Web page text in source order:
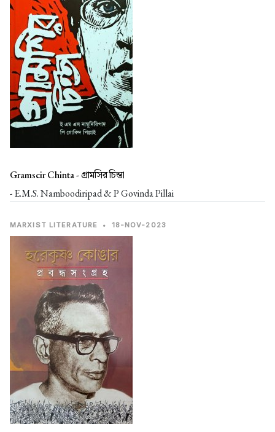
Gramscir Chinta -গ্রামসির চিন্তা
- E.M.S. Namboodiripad & P Govinda Pillai
MARXIST LITERATURE • 18-NOV-2023